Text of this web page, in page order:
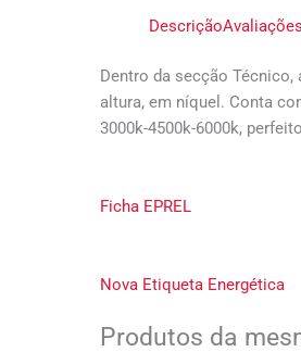
Descrição
Dentro da secção
altura, em níquel. Conta
3000k-4500k-6000k,
Ficha EPREL
Nova Etiqueta Energética
Produtos da